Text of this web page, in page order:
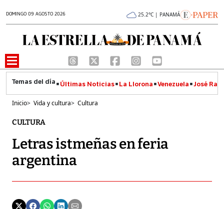
DOMINGO 09 AGOSTO 2026 25.2°C | PANAMÁ
Últimas Noticias La Llorona Venezuela José
Inicio> Vida y cultura> Cultura
CULTURA
Letras istmeñas en feria
argentina